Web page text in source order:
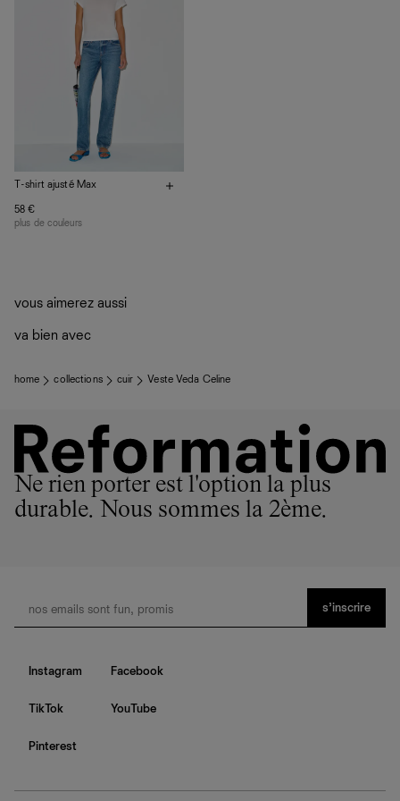
Fabrication responsable : États-Unis
Quand ils ne sont pas réalisés dans notre manufacture de
Los Angeles, nos vêtements sont confectionnés par des
ateliers partenaires qui partagent notre vision. Ensemble,
nous privilégions le bien-être des équipes et la réduction
de notre empreinte environnementale.
T-shirt ajusté Max
58 €
plus de couleurs
vous aimerez aussi
va bien avec
home collections cuir Veste Veda Celine
Ne rien porter est l'option la plus
durable. Nous sommes la 2ème.
s’inscrire
Instagram Facebook
TikTok YouTube
Pinterest